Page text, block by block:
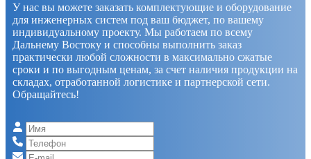
У нас вы можете заказать комплектующие и оборудование
для инженерных систем под ваш бюджет, по вашему
индивидуальному проекту. Мы работаем по всему
Дальнему Востоку и способны выполнить заказ
практически любой сложности в максимально сжатые
сроки и по выгодным ценам, за счет наличия продукции на
складах, отработанной логистике и партнерской сети.
Обращайтесь!